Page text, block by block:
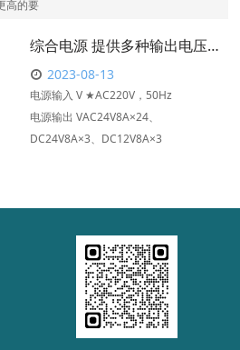
高的要
综合电源 提供多种输出电压混合机架式电源产品24路输出
2023-08-13
电源输⼊ V ★AC220V，50Hz
电源输出 VAC24V8A×24、
DC24V8A×3、DC12V8A×3